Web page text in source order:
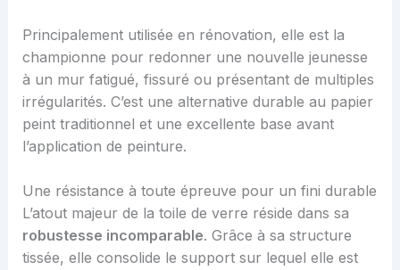
Principalement utilisée en rénovation, elle est la
championne pour redonner une nouvelle jeunesse
à un mur fatigué, fissuré ou présentant de multiples
irrégularités. C’est une alternative durable au papier
peint traditionnel et une excellente base avant
l’application de peinture.
Une résistance à toute épreuve pour un fini durable
L’atout majeur de la toile de verre réside dans sa
robustesse incomparable. Grâce à sa structure
tissée, elle consolide le support sur lequel elle est